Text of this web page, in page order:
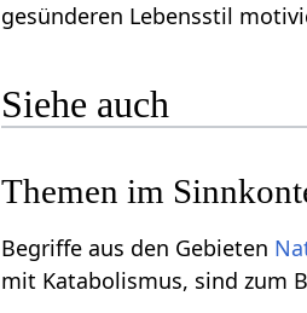
gesünderen Lebensstil
Siehe auch
Themen im
Begriffe aus den Gebieten
mit Katabolismus, sind zum